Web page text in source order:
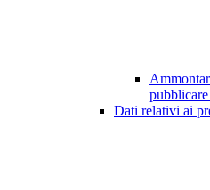
Dati relativi ai